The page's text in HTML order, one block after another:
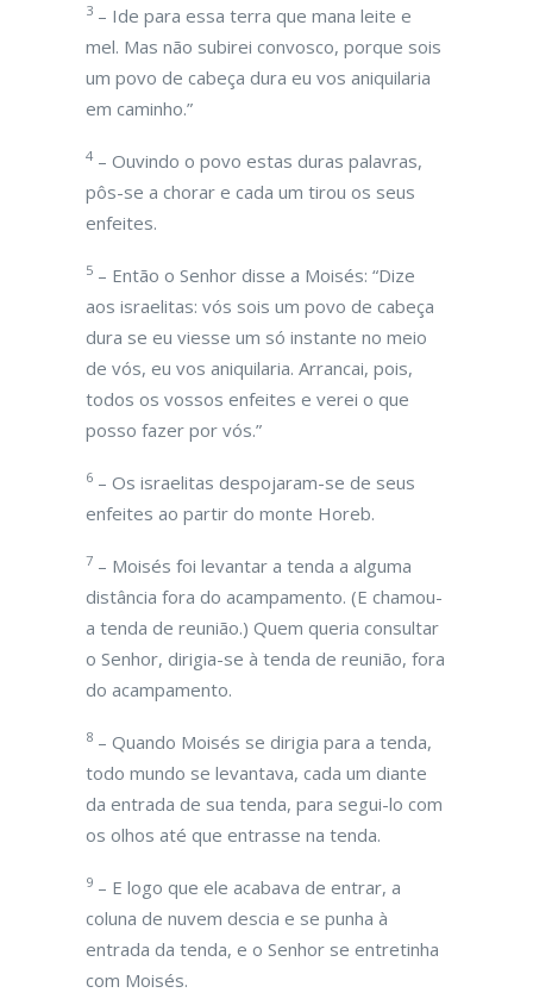
3 – Ide para essa terra que mana leite e
mel. Mas não subirei convosco, porque sois
um povo de cabeça dura eu vos aniquilaria
em caminho.”
4 – Ouvindo o povo estas duras palavras,
pôs-se a chorar e cada um tirou os seus
enfeites.
5 – Então o Senhor disse a Moisés: “Dize
aos israelitas: vós sois um povo de cabeça
dura se eu viesse um só instante no meio
de vós, eu vos aniquilaria. Arrancai, pois,
todos os vossos enfeites e verei o que
posso fazer por vós.”
6 – Os israelitas despojaram-se de seus
enfeites ao partir do monte Horeb.
7 – Moisés foi levantar a tenda a alguma
distância fora do acampamento. (E chamou-
a tenda de reunião.) Quem queria consultar
o Senhor, dirigia-se à tenda de reunião, fora
do acampamento.
8 – Quando Moisés se dirigia para a tenda,
todo mundo se levantava, cada um diante
da entrada de sua tenda, para segui-lo com
os olhos até que entrasse na tenda.
9 – E logo que ele acabava de entrar, a
coluna de nuvem descia e se punha à
entrada da tenda, e o Senhor se entretinha
com Moisés.